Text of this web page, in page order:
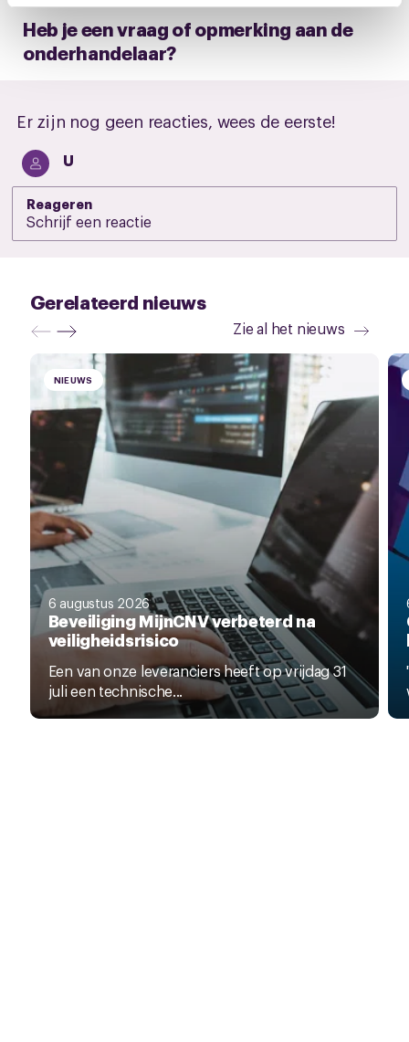
het ronde cookie-instellingenicoontje linksonder op de
pagina.
Heb je een vraag of opmerking aan de
onderhandelaar?
Er zijn nog geen reacties, wees de eerste!
U
Reageren
Gerelateerd nieuws
Zie al het nieuws
NIEUWS
6 augustus 2026
Beveiliging MijnCNV verbeterd na
veiligheidsrisico
Een van onze leveranciers heeft op vrijdag 31
juli een technische...